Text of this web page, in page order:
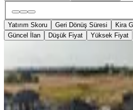
Yatırım Skoru Geri Dönüş Süresi Kira
Güncel İlan
Düşük Fiyat Yüksek Fiyat
Bahçeli,3+1
Çorlu, Önerler
3+1·200 m²· Bahçe